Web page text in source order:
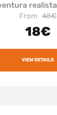
realista
From 48€
18€
VIEW DETAILS